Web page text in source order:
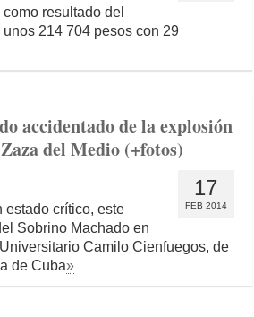
resultado del
214 704 pesos con 29
accidentado de la explosión
del Medio (+fotos)
17
FEB 2014
estado crítico, este
Sobrino Machado en
Camilo Cienfuegos, de
de Cuba»